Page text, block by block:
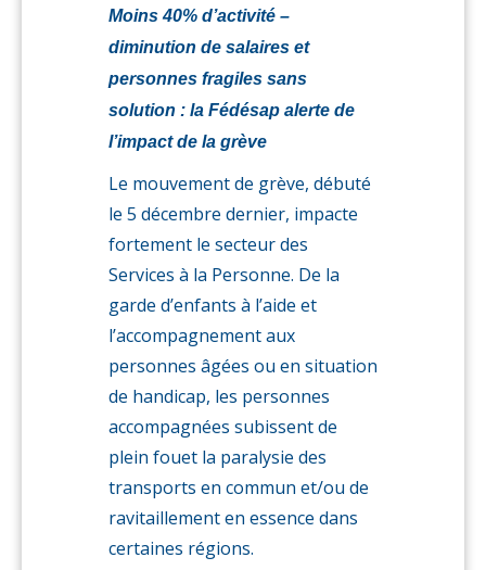
Moins 40% d’activité –
diminution de salaires et
personnes fragiles sans
solution : la Fédésap alerte de
l’impact de la grève
Le mouvement de grève, débuté
le 5 décembre dernier, impacte
fortement le secteur des
Services à la Personne. De la
garde d’enfants à l’aide et
l’accompagnement aux
personnes âgées ou en situation
de handicap, les personnes
accompagnées subissent de
plein fouet la paralysie des
transports en commun et/ou de
ravitaillement en essence dans
certaines régions.